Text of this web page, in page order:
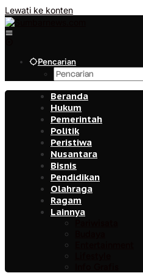
Lewati ke konten
Pencarian
Beranda
Hukum
Pemerintah
Politik
Peristiwa
Nusantara
Bisnis
Pendidikan
Olahraga
Ragam
Lainnya